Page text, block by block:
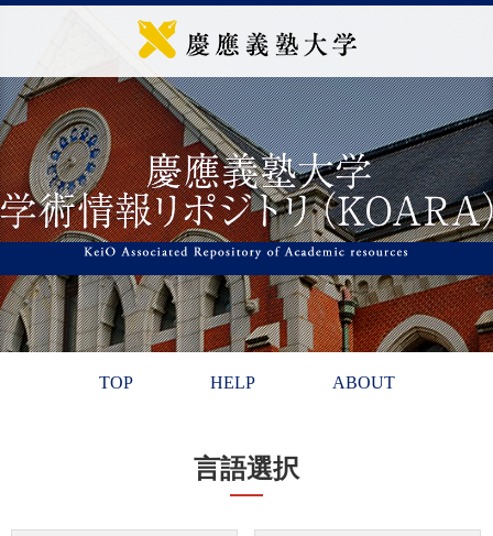
TOP HELP ABOUT
言語選択